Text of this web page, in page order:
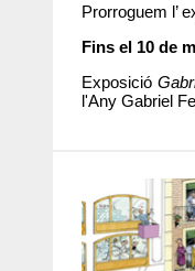
Prorroguem l’
Fins el 10 de
Exposició
l'Any Gabriel